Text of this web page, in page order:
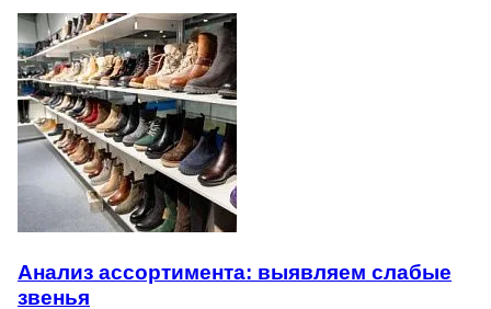
Анализ ассортимента: выявляем слабые
звенья